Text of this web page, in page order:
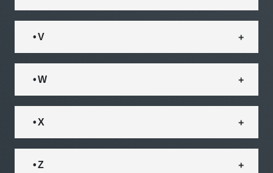
• V
• W
• X
• Z